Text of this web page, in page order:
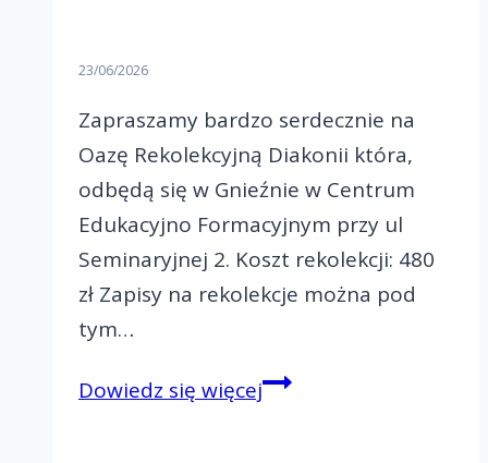
23/06/2026
Zapraszamy bardzo serdecznie na
Oazę Rekolekcyjną Diakonii która,
odbędą się w Gnieźnie w Centrum
Edukacyjno Formacyjnym przy ul
Seminaryjnej 2. Koszt rekolekcji: 480
zł Zapisy na rekolekcje można pod
tym…
Dowiedz się więcejZapraszamy